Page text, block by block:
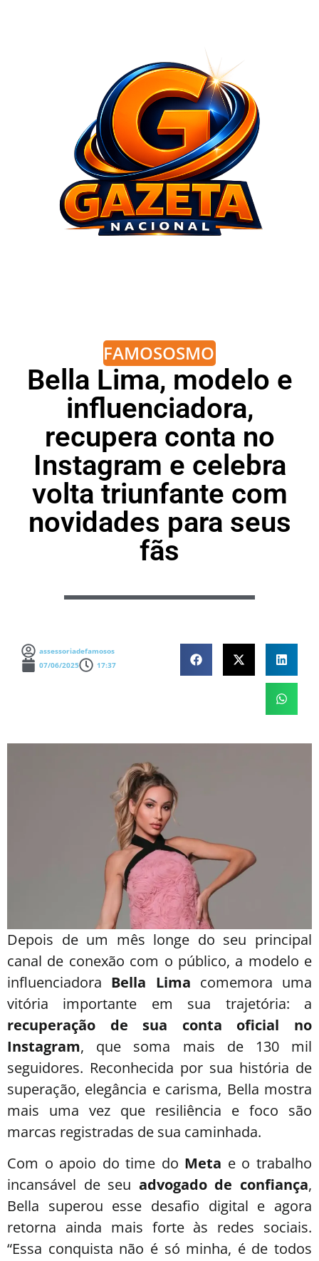
FAMOSOSMODA
Bella Lima, modelo e
influenciadora,
recupera conta no
Instagram e celebra
volta triunfante com
novidades para seus
fãs
assessoriadefamosos
07/06/2025
17:37
Depois de um mês longe do seu principal
canal de conexão com o público, a modelo e
influenciadora Bella Lima comemora uma
vitória importante em sua trajetória: a
recuperação de sua conta oficial no
Instagram, que soma mais de 130 mil
seguidores. Reconhecida por sua história de
superação, elegância e carisma, Bella mostra
mais uma vez que resiliência e foco são
marcas registradas de sua caminhada.
Com o apoio do time do Meta e o trabalho
incansável de seu advogado de confiança,
Bella superou esse desafio digital e agora
retorna ainda mais forte às redes sociais.
“Essa conquista não é só minha, é de todos